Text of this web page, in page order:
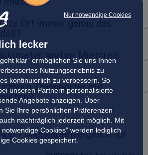
Nur notwendige Cookies
lecker
klar” ermöglichen Sie uns Ihnen
Nutzungserlebnis zu
kontinuierlich zu verbessern. So
unseren Partnern personalisierte
Angebote anzeigen. Über
Sie Ihre persönlichen Präferenzen
nachträglich jederzeit möglich. Mit
Cookies” werden lediglich
Cookies gespeichert.
Ort immer genau das
sind im Mietpreis
Transporter mit
- Mietwagenvergleich für